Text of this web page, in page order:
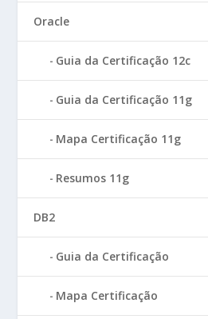
Oracle
Guia da Certificação 12c
Guia da Certificação 11g
Mapa Certificação 11g
Resumos 11g
DB2
Guia da Certificação
Mapa Certificação